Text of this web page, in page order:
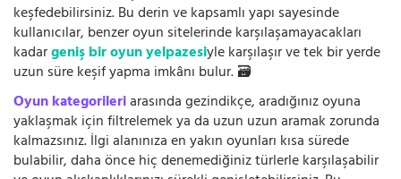
keşfedebilirsiniz. Bu derin ve kapsamlı yapı sayesinde
kullanıcılar, benzer oyun sitelerinde karşılaşamayacakları
kadargeniş bir oyun yelpazesiyle karşılaşır ve tek bir yerde
uzun süre keşif yapma imkânı bulur. 🗃️
Oyun kategorileriarasında gezindikçe, aradığınız oyuna
yaklaşmak için filtrelemek ya da uzun uzun aramak zorunda
kalmazsınız. İlgi alanınıza en yakın oyunları kısa sürede
bulabilir, daha önce hiç denemediğiniz türlerle karşılaşabilir